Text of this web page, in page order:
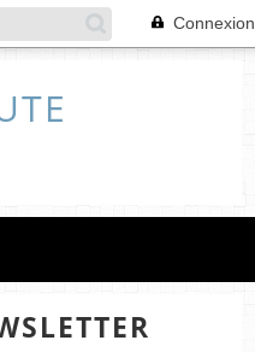
Connexion